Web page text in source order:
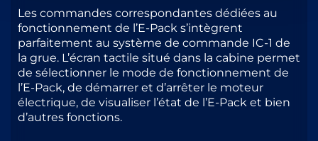
Les commandes correspondantes dédiées au
fonctionnement de l’E-Pack s’intègrent
parfaitement au système de commande IC-1 de
la grue. L’écran tactile situé dans la cabine permet
de sélectionner le mode de fonctionnement de
l’E-Pack, de démarrer et d’arrêter le moteur
électrique, de visualiser l’état de l’E-Pack et bien
d’autres fonctions.